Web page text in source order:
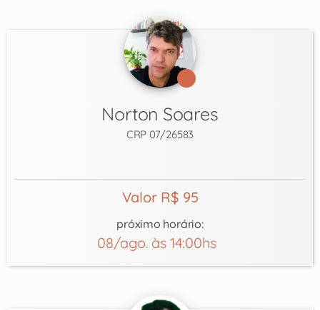
Norton Soares
CRP 07/26583
Valor R$ 95
próximo horário:
08/ago. às 14:00hs